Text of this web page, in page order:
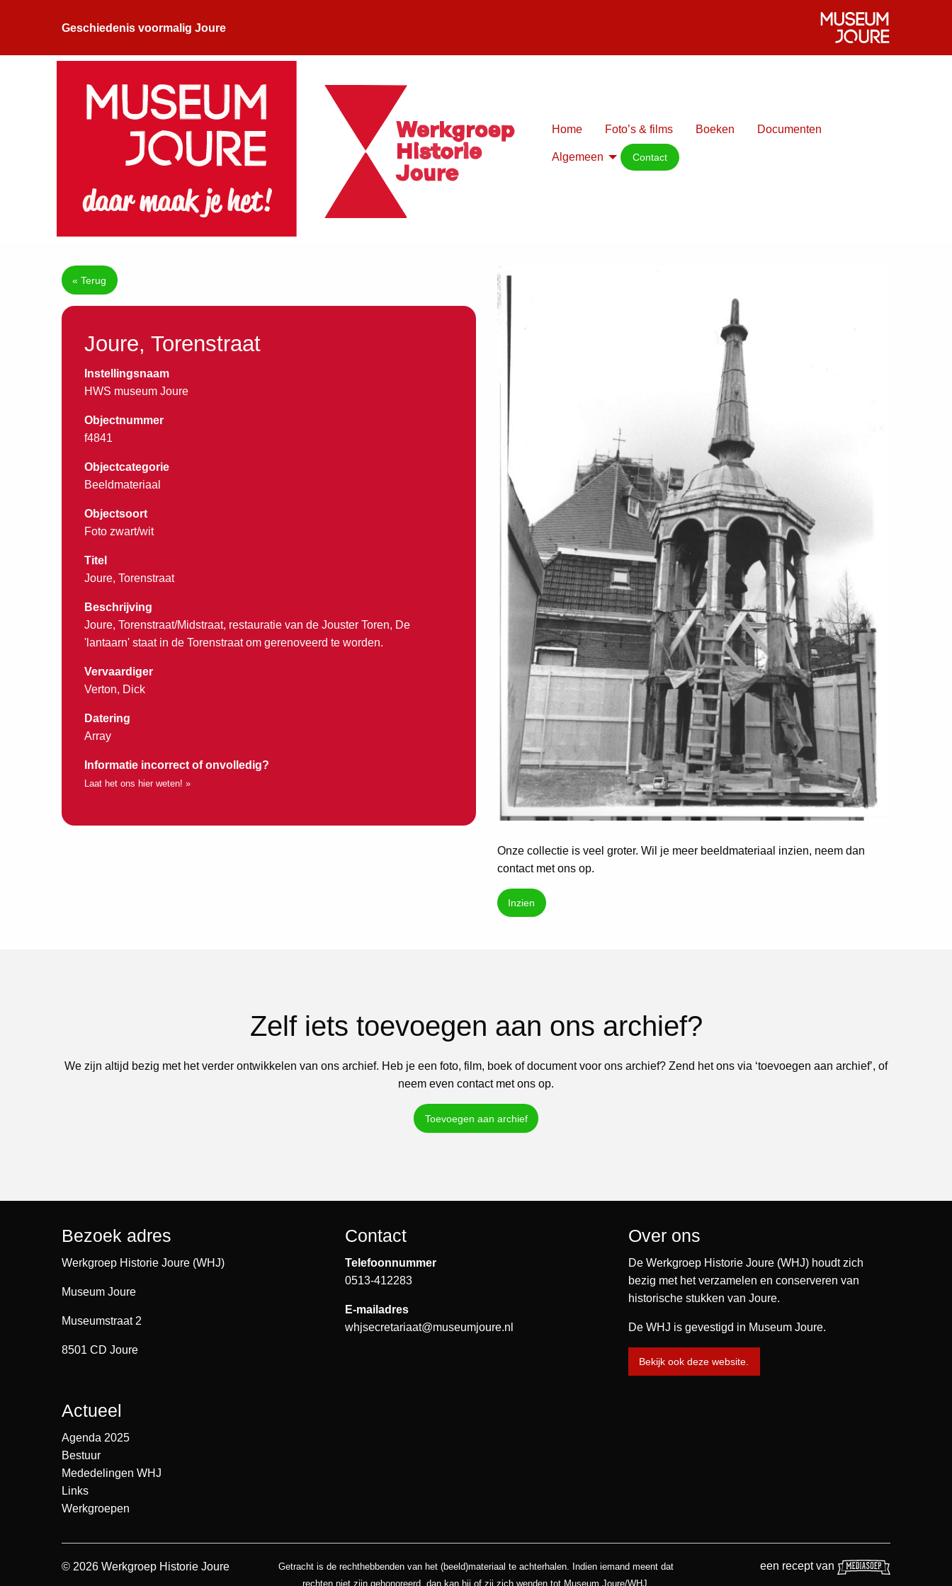
Geschiedenis voormalig Joure
Home Foto’s & films Boeken Documenten
Algemeen Contact
« Terug
Joure, Torenstraat
Instellingsnaam
HWS museum Joure
Objectnummer
f4841
Objectcategorie
Beeldmateriaal
Objectsoort
Foto zwart/wit
Titel
Joure, Torenstraat
Beschrijving
Joure, Torenstraat/Midstraat, restauratie van de Jouster Toren, De
'lantaarn' staat in de Torenstraat om gerenoveerd te worden.
Vervaardiger
Verton, Dick
Datering
Array
Informatie incorrect of onvolledig?
Laat het ons hier weten! »
Onze collectie is veel groter. Wil je meer beeldmateriaal inzien, neem dan
contact met ons op.
Inzien
Zelf iets toevoegen aan ons archief?
We zijn altijd bezig met het verder ontwikkelen van ons archief. Heb je een foto, film, boek of document voor ons archief? Zend het ons via ‘toevoegen aan archief’, of
neem even contact met ons op.
Toevoegen aan archief
Bezoek adres
Werkgroep Historie Joure (WHJ)
Museum Joure
Museumstraat 2
8501 CD Joure
Contact
Telefoonnummer
0513-412283
E-mailadres
whjsecretariaat@museumjoure.nl
Over ons
De Werkgroep Historie Joure (WHJ) houdt zich
bezig met het verzamelen en conserveren van
historische stukken van Joure.
De WHJ is gevestigd in Museum Joure.
Bekijk ook deze website.
Actueel
Agenda 2025
Bestuur
Mededelingen WHJ
Links
Werkgroepen
© 2026 Werkgroep Historie Joure
Getracht is de rechthebbenden van het (beeld)materiaal te achterhalen. Indien iemand meent dat
rechten niet zijn gehonoreerd, dan kan hij of zij zich wenden tot Museum Joure/WHJ.
een recept van